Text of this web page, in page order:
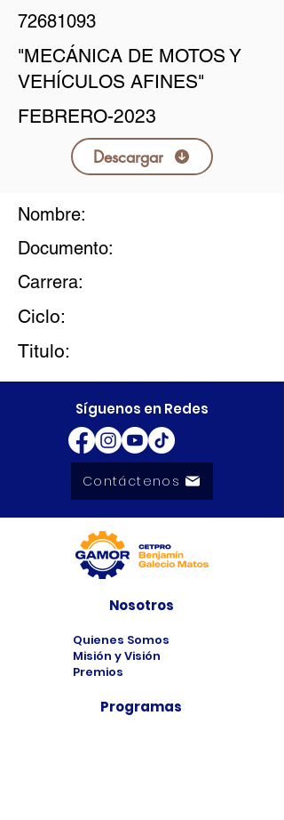
72681093
"MECÁNICA DE MOTOS Y
VEHÍCULOS AFINES"
FEBRERO-2023
Descargar
Nombre:
Documento:
Carrera:
Ciclo:
Titulo:
Síguenos en Redes
Contáctenos
Nosotros
Quienes Somos
Misión y Visión
Premios
Programas